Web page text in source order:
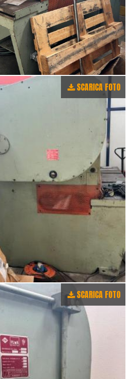
SCARICA FOTO
SCARICA FOTO